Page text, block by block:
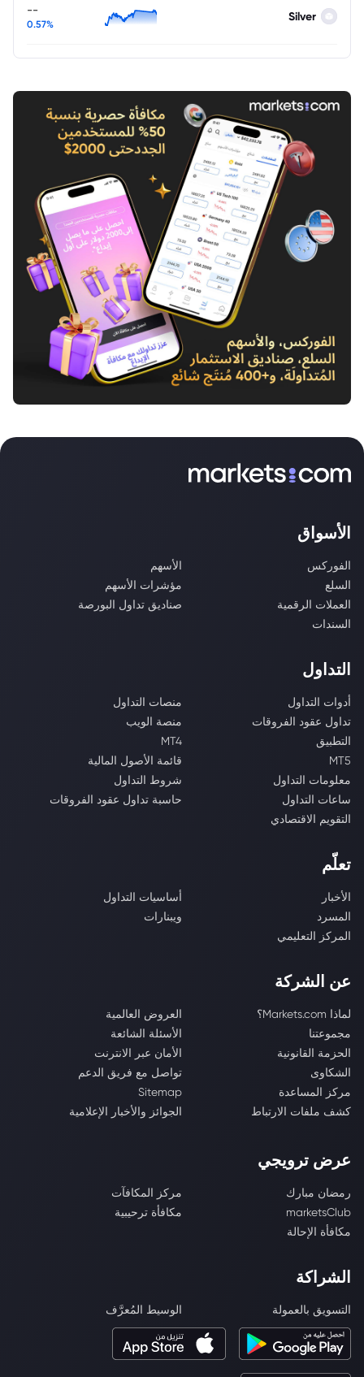
Silver
--
0.57%
الأسواق
الفوركس
الأسهم
السلع
مؤشرات الأسهم
العملات الرقمية
صناديق تداول البورصة
السندات
التداول
أدوات التداول
منصات التداول
تداول عقود الفروقات
منصة الويب
التطبيق
MT4
MT5
قائمة الأصول المالية
معلومات التداول
شروط التداول
ساعات التداول
حاسبة تداول عقود الفروقات
التقويم الاقتصادي
تعلّم
الأخبار
أساسيات التداول
المسرد
ويبنارات
المركز التعليمي
عن الشركة
لماذا Markets.com؟
العروض العالمية
مجموعتنا
الأسئلة الشائعة
الحزمة القانونية
الأمان عبر الانترنت
الشكاوى
تواصل مع فريق الدعم
مركز المساعدة
Sitemap
كشف ملفات الارتباط
الجوائز والأخبار الإعلامية
عرض ترويجي
رمضان مبارك
مركز المكافآت
marketsClub
مكافأة ترحيبية
مكافأة الإحالة
الشراكة
التسويق بالعمولة الوسيط المُعرَّف